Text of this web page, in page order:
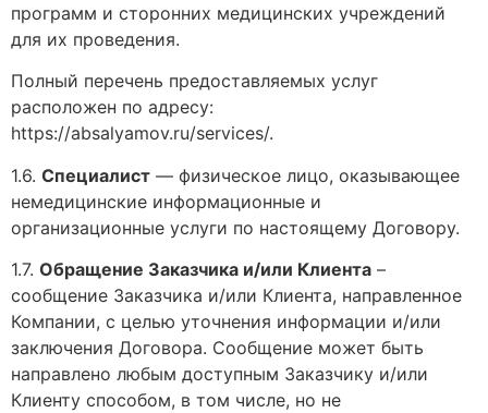
программ и сторонних медицинских учреждений
для их проведения.
Полный перечень предоставляемых услуг
расположен по адресу:
https://absalyamov.ru/services/.
1.6. Специалист — физическое лицо, оказывающее
немедицинские информационные и
организационные услуги по настоящему Договору.
1.7. Обращение Заказчика и/или Клиента –
сообщение Заказчика и/или Клиента, направленное
Компании, с целью уточнения информации и/или
заключения Договора. Сообщение может быть
направлено любым доступным Заказчику и/или
Клиенту способом, в том числе, но не